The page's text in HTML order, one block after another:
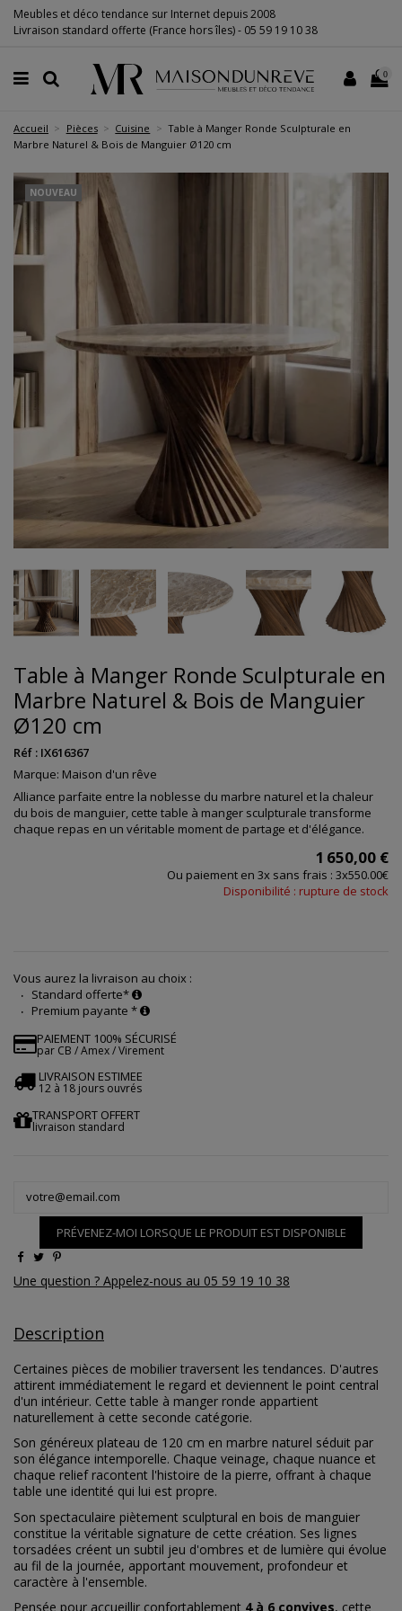
Meubles et déco tendance sur Internet depuis 2008
Livraison standard offerte (France hors îles) - 05 59 19 10 38
0
Accueil Pièces Cuisine
Table à Manger Ronde Sculpturale en
Marbre Naturel & Bois de Manguier Ø120 cm
NOUVEAU
Table à Manger Ronde Sculpturale en
Marbre Naturel & Bois de Manguier
Ø120 cm
Réf : IX616367
Marque: Maison d'un rêve
Alliance parfaite entre la noblesse du marbre naturel et la chaleur
du bois de manguier, cette table à manger sculpturale transforme
chaque repas en un véritable moment de partage et d'élégance.
1 650,00 €
Ou paiement en 3x sans frais : 3x550.00€
Disponibilité : rupture de stock
Vous aurez la livraison au choix :
Standard offerte*
Premium payante *
PAIEMENT 100% SÉCURISÉ
par CB / Amex / Virement
LIVRAISON ESTIMEE
12 à 18 jours ouvrés
TRANSPORT OFFERT
livraison standard
PRÉVENEZ-MOI LORSQUE LE PRODUIT EST DISPONIBLE
Une question ? Appelez-nous au 05 59 19 10 38
Description
Certaines pièces de mobilier traversent les tendances. D'autres
attirent immédiatement le regard et deviennent le point central
d'un intérieur. Cette table à manger ronde appartient
naturellement à cette seconde catégorie.
Son généreux plateau de 120 cm en marbre naturel séduit par
son élégance intemporelle. Chaque veinage, chaque nuance et
chaque relief racontent l'histoire de la pierre, offrant à chaque
table une identité qui lui est propre.
Son spectaculaire piètement sculptural en bois de manguier
constitue la véritable signature de cette création. Ses lignes
torsadées créent un subtil jeu d'ombres et de lumière qui évolue
au fil de la journée, apportant mouvement, profondeur et
caractère à l'ensemble.
Pensée pour accueillir confortablement 4 à 6 convives, cette